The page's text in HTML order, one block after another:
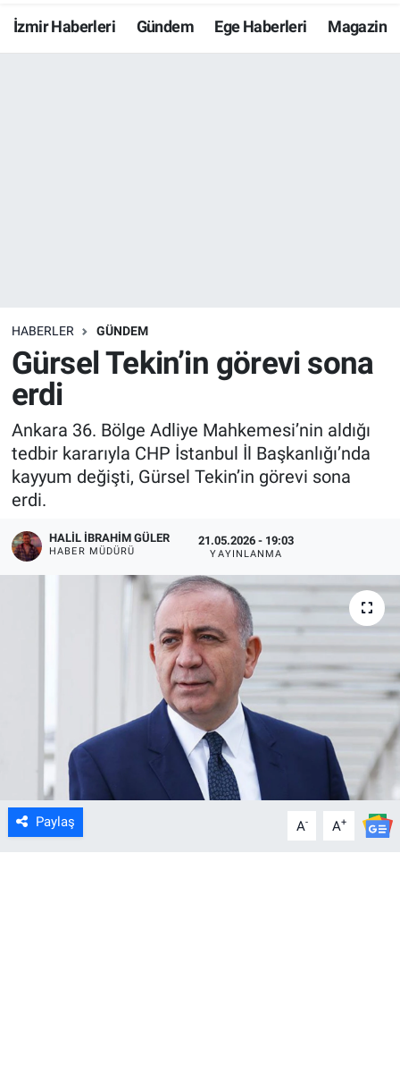
İzmir Haberleri Gündem Ege Haberleri Magazin
HABERLER GÜNDEM
Gürsel Tekin’in görevi sona
erdi
Ankara 36. Bölge Adliye Mahkemesi’nin aldığı
tedbir kararıyla CHP İstanbul İl Başkanlığı’nda
kayyum değişti, Gürsel Tekin’in görevi sona
erdi.
HALIL İBRAHIM GÜLER
HABER MÜDÜRÜ
21.05.2026 - 19:03
YAYINLANMA
Paylaş A- A+
Resmi İlanlar